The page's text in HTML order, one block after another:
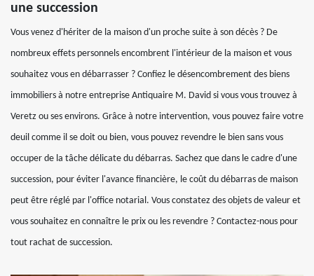
une succession
Vous venez d'hériter de la maison d'un proche suite à son décès ? De
nombreux effets personnels encombrent l'intérieur de la maison et vous
souhaitez vous en débarrasser ? Confiez le désencombrement des biens
immobiliers à notre entreprise Antiquaire M. David si vous vous trouvez à
Veretz ou ses environs. Grâce à notre intervention, vous pouvez faire votre
deuil comme il se doit ou bien, vous pouvez revendre le bien sans vous
occuper de la tâche délicate du débarras. Sachez que dans le cadre d'une
succession, pour éviter l'avance financière, le coût du débarras de maison
peut être réglé par l'office notarial. Vous constatez des objets de valeur et
vous souhaitez en connaître le prix ou les revendre ? Contactez-nous pour
tout rachat de succession.